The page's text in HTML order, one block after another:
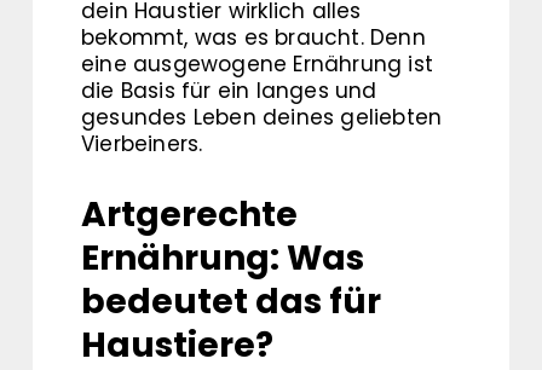
dein Haustier wirklich alles
bekommt, was es braucht. Denn
eine ausgewogene Ernährung ist
die Basis für ein langes und
gesundes Leben deines geliebten
Vierbeiners.
Artgerechte
Ernährung: Was
bedeutet das für
Haustiere?